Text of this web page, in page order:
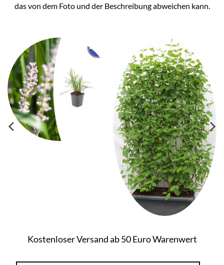
das von dem Foto und der Beschreibung abweichen kann.
Kostenloser Versand ab 50 Euro Warenwert